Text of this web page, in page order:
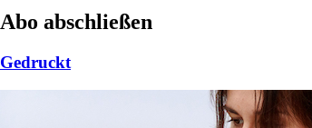
Abo abschließen
Gedruckt